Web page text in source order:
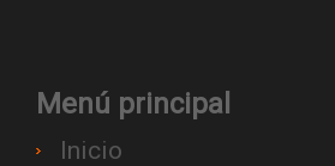
Menú principal
Inicio